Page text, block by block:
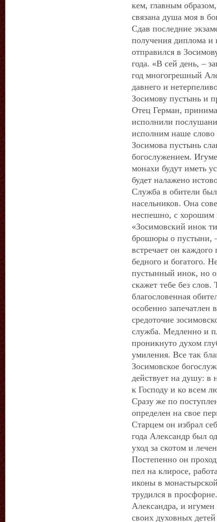
кем, главным
связана душа моя в
Сдав последние
получения диплома и
отправился в
года. «В сей день, –
год многогрешный
давнего и
Зосимову пустынь и
Отец Герман,
исполнили
исполним наше слово
Зосимова пустынь
богослужением.
монахи будут иметь
будет налажено
Служба в обители
насельников. Она
неспешно, с хорошим
«Зосимовский инок
брошюры о пустыни,
встречает он
бедного и богатого.
пустынный инок, но
скажет тебе без
благословенная
особенно запечатлен
средоточие
служба. Медленно и
проникнуто духом
умиления. Все так
Зосимовское
действует на душу: в
к Господу и ко всем
Сразу же по
определен на свое
Старцем он избрал
года Александр был
уход за скотом и
Постепенно он
пел на клиросе,
иконы в
трудился в
Александра, и
своих духовных